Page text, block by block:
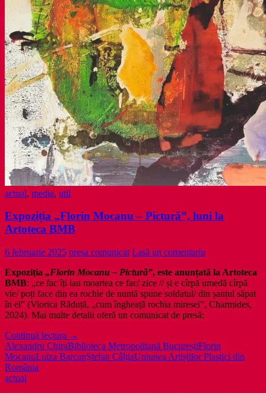
actual, media, util
Expoziția „Florin Mocanu – Pictură”, luni la
Artoteca BMB
6 februarie 2025 presa comunicat Lasă un comentariu
Expoziția „Florin Mocanu – Pictură”, este anunțată la Artoteca
BMB: „ce fac îți iau moartea ce fac/ zice // și e cîrpă umedă cîrpă
vie/ poți face din ea rochie de nuntă spune soldatul/ din șanțul săpat
în el” (Viorica Răduță, „cum îngheață rochia miresei”, Charmides,
2024). Mai multe detalii oferă un comunicat de presă:
Continuă lectura Expoziția
„Florin
Mocanu
→
Alexandru ChiraBiblioteca Metropolitană BucureștiFlorin
MocanuLuiza BarcanȘtefan CâlțiaUniunea Artiștilor Plastici din
România
actual